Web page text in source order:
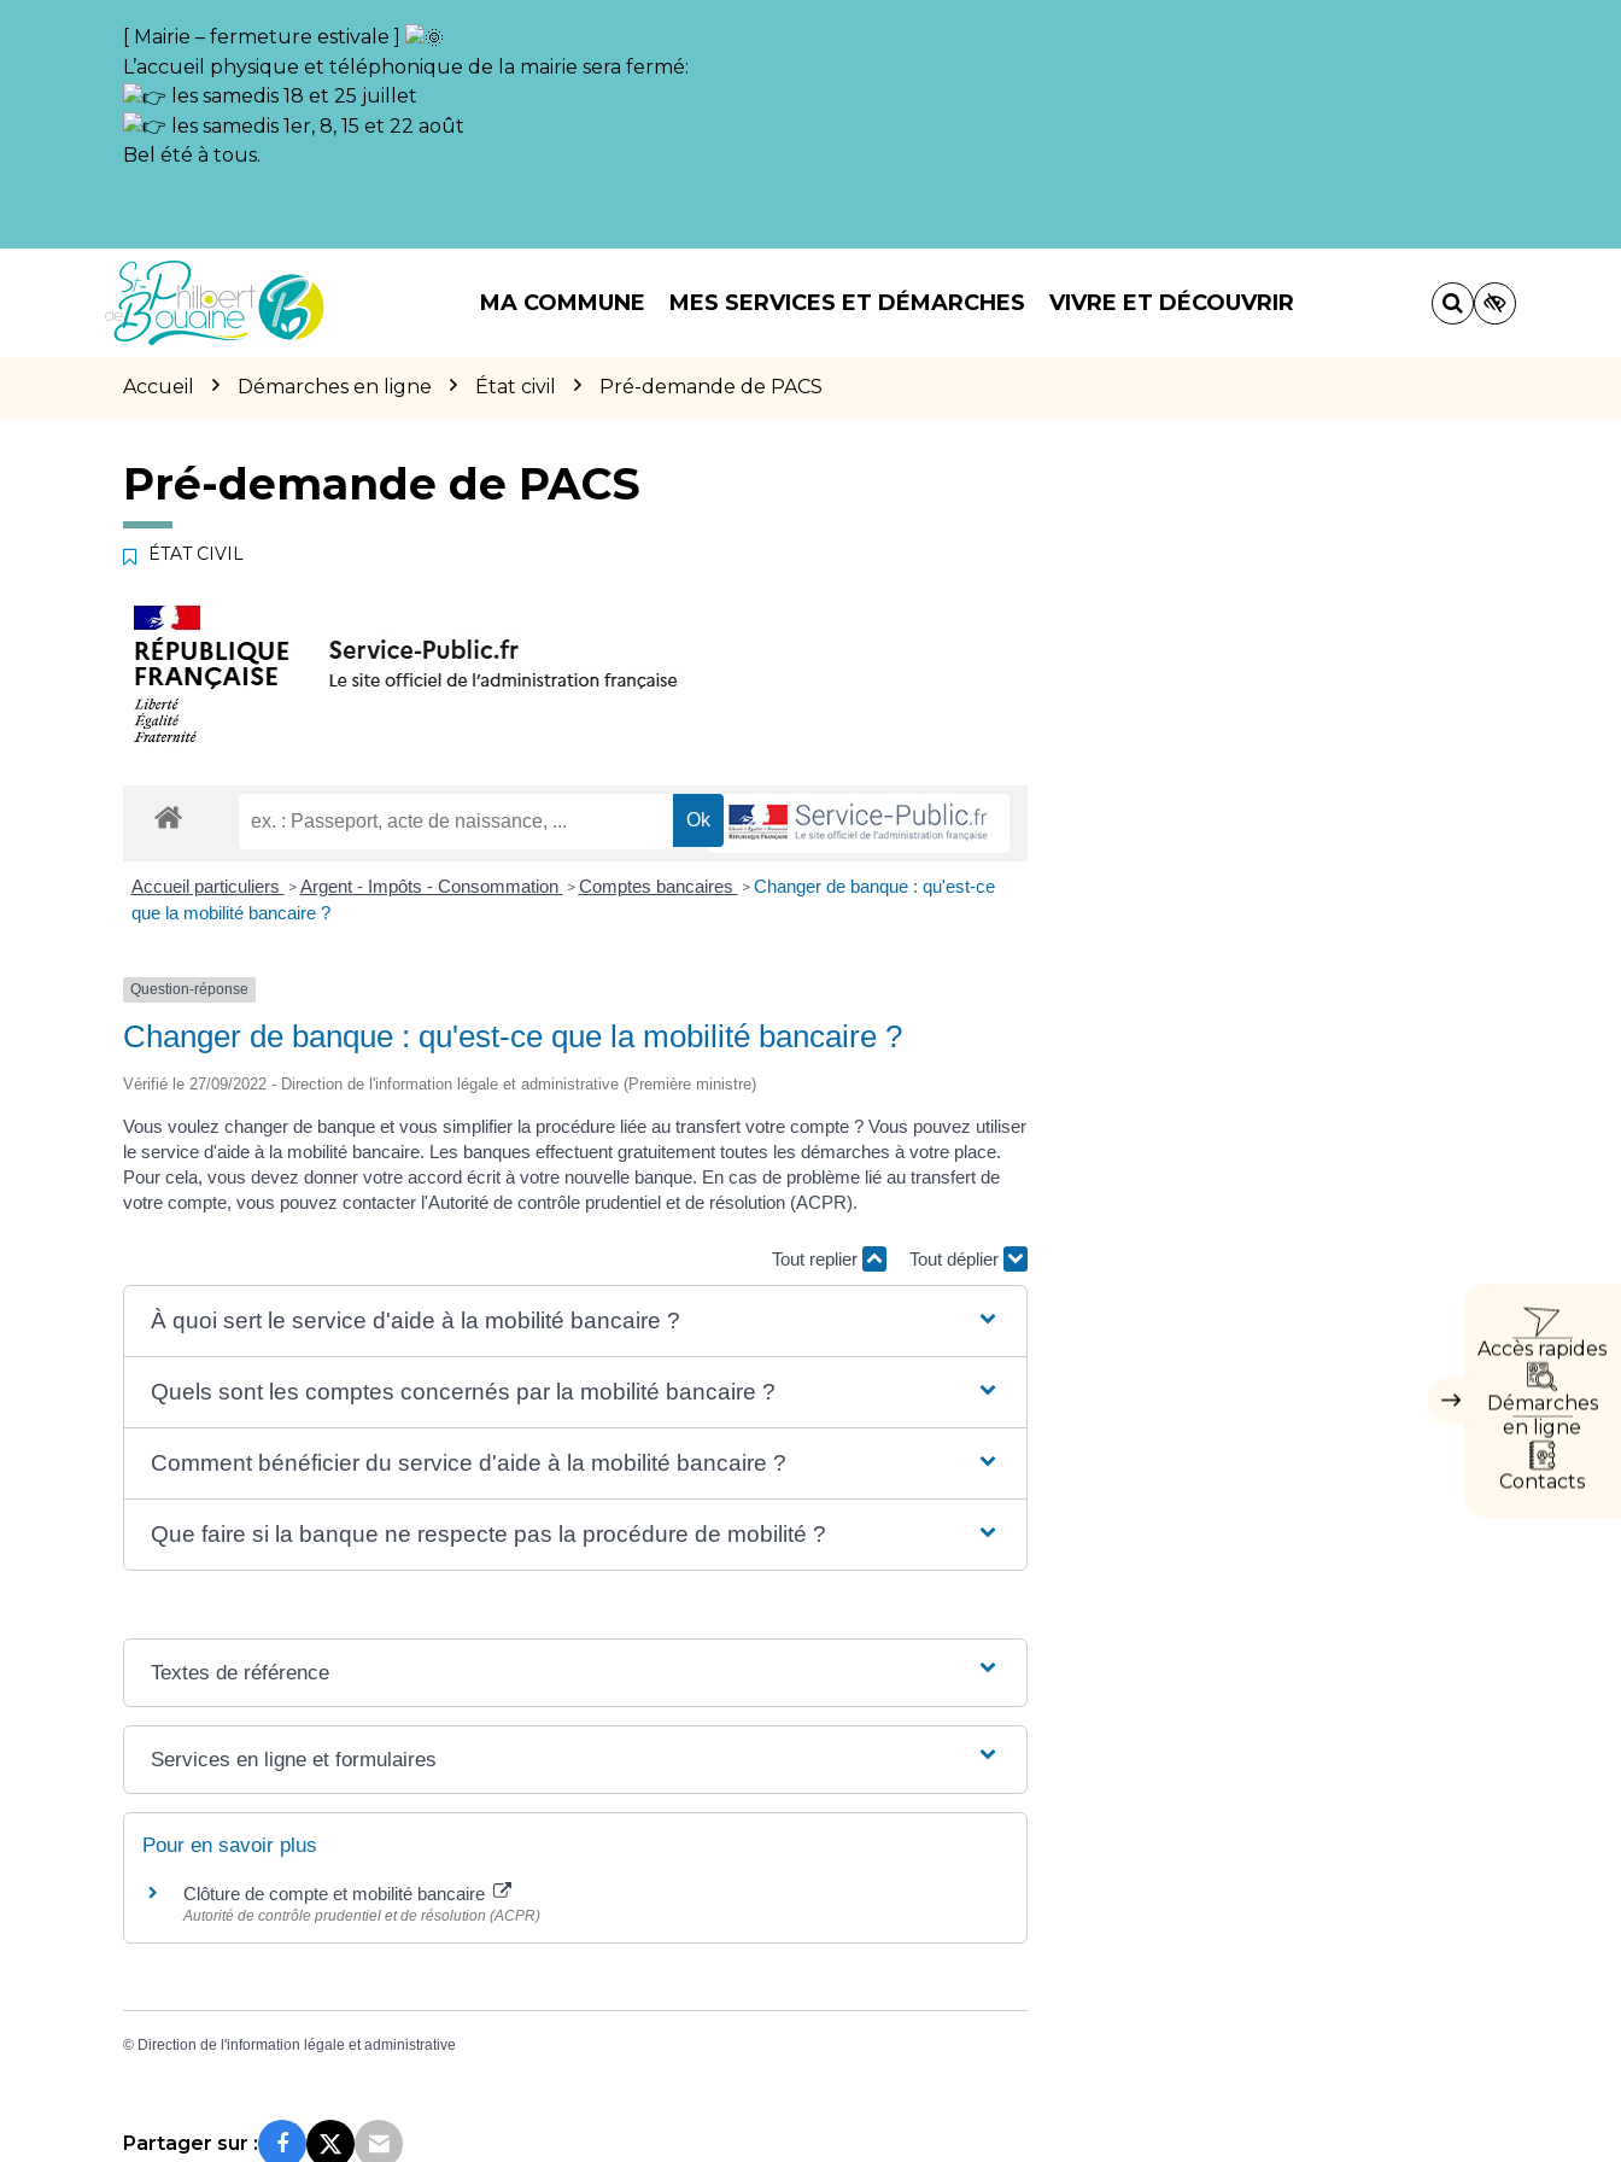
[ Mairie – fermeture estivale ]
L’accueil physique et téléphonique de la mairie sera fermé:
les samedis 18 et 25 juillet
les samedis 1er, 8, 15 et 22 août
Bel été à tous.
MA COMMUNE MES SERVICES ET DÉMARCHES VIVRE ET DÉCOUVRIR
Accueil Démarches en ligne État civil Pré-demande de PACS
Masquer
Accès rapides
Démarches
en ligne
Contacts
Pré-demande de PACS
ÉTAT CIVIL
Accueil particuliers > Argent - Impôts - Consommation > Comptes bancaires > Changer de banque : qu'est-ce
que la mobilité bancaire ?
Question-réponse
Changer de banque : qu'est-ce que la mobilité bancaire ?
Vérifié le 27/09/2022 - Direction de l'information légale et administrative (Première ministre)
Vous voulez changer de banque et vous simplifier la procédure liée au transfert votre compte ? Vous pouvez utiliser
le service d'aide à la mobilité bancaire. Les banques effectuent gratuitement toutes les démarches à votre place.
Pour cela, vous devez donner votre accord écrit à votre nouvelle banque. En cas de problème lié au transfert de
votre compte, vous pouvez contacter l'Autorité de contrôle prudentiel et de résolution (ACPR).
Tout replier Tout déplier
À quoi sert le service d'aide à la mobilité bancaire ?
Quels sont les comptes concernés par la mobilité bancaire ?
Comment bénéficier du service d'aide à la mobilité bancaire ?
Que faire si la banque ne respecte pas la procédure de mobilité ?
Textes de référence
Services en ligne et formulaires
Pour en savoir plus
Clôture de compte et mobilité bancaire
Autorité de contrôle prudentiel et de résolution (ACPR)
© Direction de l'information légale et administrative
Partager sur :